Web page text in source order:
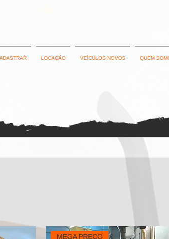
LOCAÇÃO VEÍCULOS NOVOS QUEM
MEGA PREÇO